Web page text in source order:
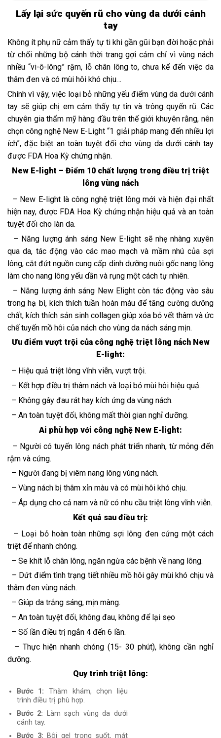
Lấy lại sức quyến rũ cho vùng da dưới cánh
tay
Không ít phụ nữ cảm thấy tự ti khi gần gũi bạn đời hoặc phải
từ chối những bộ cánh thời trang gợi cảm chỉ vì vùng nách
nhiều “vi-ô-lông” rậm, lỗ chân lông to, chưa kể đến việc da
thâm đen và có mùi hôi khó chịu…
Chính vì vậy, việc loại bỏ những yếu điểm vùng da dưới cánh
tay sẽ giúp chị em cảm thấy tự tin và trông quyến rũ. Các
chuyên gia thẩm mỹ hàng đầu trên thế giới khuyên rằng, nên
chọn công nghệ New E-Light “1 giải pháp mang đến nhiều lợi
ích”, đặc biệt an toàn tuyệt đối cho vùng da dưới cánh tay
được FDA Hoa Kỳ chứng nhận.
New E-light – Điểm 10 chất lượng trong điều trị triệt
lông vùng nách
– New E-light là công nghệ triệt lông mới và hiện đại nhất
hiện nay, được FDA Hoa Kỳ chứng nhận hiệu quả và an toàn
tuyệt đối cho làn da.
– Năng lượng ánh sáng New E-light sẽ nhẹ nhàng xuyên
qua da, tác động vào các mao mạch và mầm nhú của sợi
lông, cắt đứt nguồn cung cấp dinh dưỡng nuôi gốc nang lông
làm cho nang lông yếu dần và rụng một cách tự nhiên.
– Năng lượng ánh sáng New E­light còn tác động vào sâu
trong hạ bì, kích thích tuần hoàn máu để tăng cường dưỡng
chất, kích thích sản sinh collagen giúp xóa bỏ vết thâm và ức
chế tuyến mồ hôi của nách cho vùng da nách sáng mịn.
Ưu điểm vượt trội của công nghệ triệt lông nách New
E-light:
– Hiệu quả triệt lông vĩnh viễn, vượt trội.
– Kết hợp điều trị thâm nách và loại bỏ mùi hôi hiệu quả.
– Không gây đau rát hay kích ứng da vùng nách.
– An toàn tuyệt đối, không mất thời gian nghỉ dưỡng.
Ai phù hợp với công nghệ New E-light:
– Người có tuyến lông nách phát triển nhanh, từ mỏng đến
rậm và cứng.
– Người đang bị viêm nang lông vùng nách.
– Vùng nách bị thâm xỉn màu và có mùi hôi khó chịu.
– Áp dụng cho cả nam và nữ có nhu cầu triệt lông vĩnh viễn.
Kết quả sau điều trị:
– Loại bỏ hoàn toàn những sợi lông đen cứng một cách
triệt để nhanh chóng.
– Se khít lỗ chân lông, ngăn ngừa các bệnh về nang lông.
– Dứt điểm tình trạng tiết nhiều mồ hôi gây mùi khó chịu và
thâm đen vùng nách.
– Giúp da trắng sáng, mịn màng.
– An toàn tuyệt đối, không đau, không để lại sẹo
– Số lần điều trị ngắn 4 đến 6 lần.
– Thực hiện nhanh chóng (15- 30 phút), không cần nghỉ
dưỡng.
Quy trình triệt lông:
Bước 1: Thăm khám, chọn liệu
trình điều trị phù hợp.
Bước 2: Làm sạch vùng da dưới
cánh tay.
Bước 3: Bôi gel trong suốt, mát